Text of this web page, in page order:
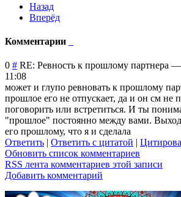
Назад
Вперёд
Комментарии
0 # RE: Ревность к прошлому партнера —
11:08
может и глупо ревновать к прошлому
прошлое его не отпускает, да и он см не
поговорить или встретиться. И ты
"прошлое" постоянно между вами. Выход
его прошлому, что я и сделала
Ответить | Ответить с цитатой |
Обновить список комментариев
RSS лента комментариев этой записи
Добавить комментарий